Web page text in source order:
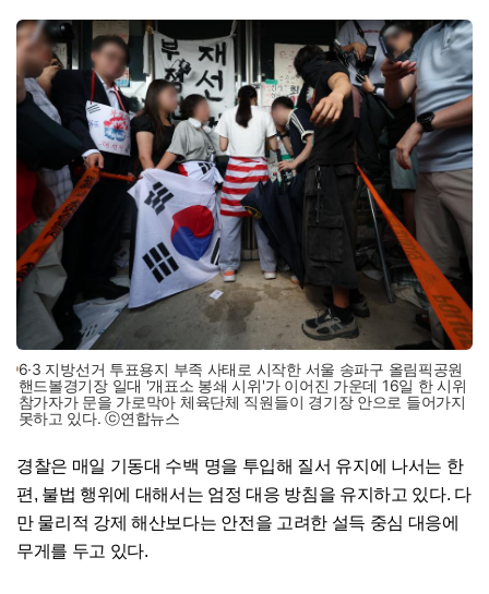
6·3 지방선거 투표용지 부족 사태로 시작한 서울 송파구 올림픽공원
핸드볼경기장 일대 '개표소 봉쇄 시위'가 이어진 가운데 16일 한 시위
참가자가 문을 가로막아 체육단체 직원들이 경기장 안으로 들어가지
못하고 있다. ⓒ연합뉴스
경찰은 매일 기동대 수백 명을 투입해 질서 유지에 나서는 한
편, 불법 행위에 대해서는 엄정 대응 방침을 유지하고 있다. 다
만 물리적 강제 해산보다는 안전을 고려한 설득 중심 대응에
무게를 두고 있다.